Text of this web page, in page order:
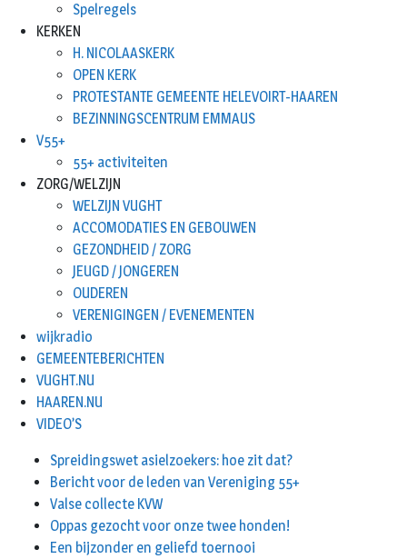
Spelregels
KERKEN
H. NICOLAASKERK
OPEN KERK
PROTESTANTE GEMEENTE HELEVOIRT-HAAREN
BEZINNINGSCENTRUM EMMAUS
V55+
55+ activiteiten
ZORG/WELZIJN
WELZIJN VUGHT
ACCOMODATIES EN GEBOUWEN
GEZONDHEID / ZORG
JEUGD / JONGEREN
OUDEREN
VERENIGINGEN / EVENEMENTEN
wijkradio
GEMEENTEBERICHTEN
VUGHT.NU
HAAREN.NU
VIDEO’S
Spreidingswet asielzoekers: hoe zit dat?
Bericht voor de leden van Vereniging 55+
Valse collecte KVW
Oppas gezocht voor onze twee honden!
Een bijzonder en geliefd toernooi